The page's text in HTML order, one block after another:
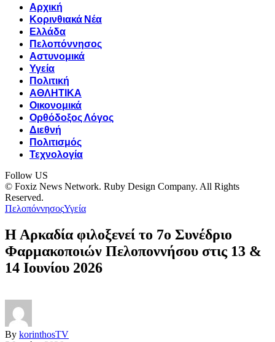
Αρχική
Κορινθιακά Νέα
Ελλάδα
Πελοπόννησος
Αστυνομικά
Υγεία
Πολιτική
ΑΘΛΗΤΙΚΑ
Οικονομικά
Ορθόδοξος Λόγος
Διεθνή
Πολιτισμός
Τεχνολογία
Follow US
© Foxiz News Network. Ruby Design Company. All Rights
Reserved.
ΠελοπόννησοςΥγεία
Η Αρκαδία φιλοξενεί το 7ο Συνέδριο
Φαρμακοποιών Πελοποννήσου στις 13 &
14 Ιουνίου 2026
By korinthosTV